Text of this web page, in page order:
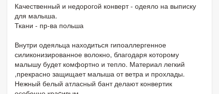
Качественный и недорогой конверт - одеяло на выписку
для малыша.
Ткани - пр-ва польша
Внутри одеяльца находиться гипоаллергенное
силиконизированное волокно, благодаря которому
малышу будет комфортно и тепло. Материал легкий
,прекрасно защищает малыша от ветра и прохлады.
Нежный белый атласный бант делают конвертик